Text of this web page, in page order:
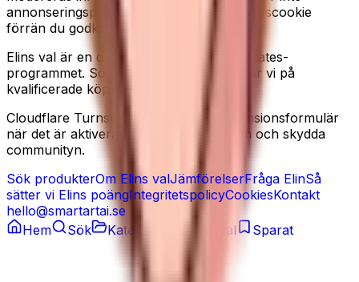
annonseringspixlar, och sätter ingen analyscookie
förrän du godkänner det i cookiebannern.
Elins val är en deltagare i Amazon Associates-
programmet. Som Amazon-partner tjänar vi på
kvalificerade köp.
Cloudflare Turnstile kan laddas på recensionsformulär
när det är aktiverat, för att minska spam och skydda
communityn.
Sök produkterOm Elins valJämförelserFråga ElinSå
sätter vi Elins poängIntegritetspolicyCookiesKontakt
hello@smartartai.se
Hem
Sök Kategorier Elins val Sparat